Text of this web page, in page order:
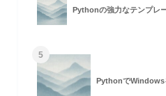
Pythonの強力なテンプレ
5
PythonでWindows